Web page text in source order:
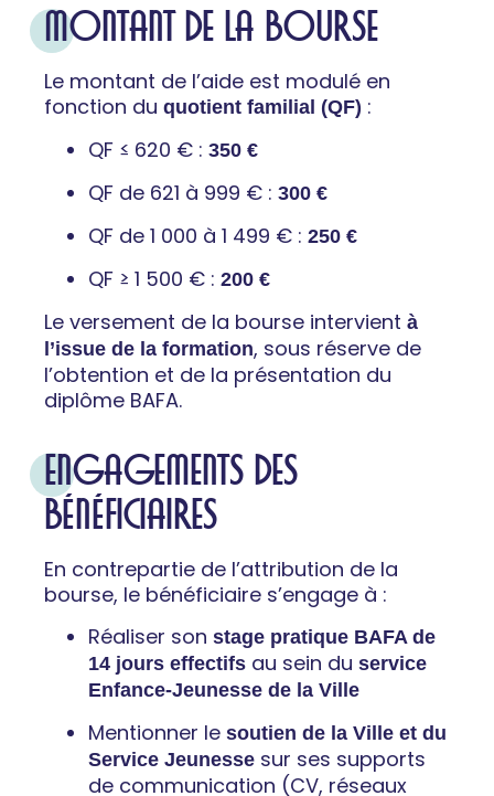
MONTANT DE LA BOURSE
Le montant de l’aide est modulé en
fonction du quotient familial (QF) :
QF ≤ 620 € : 350 €
QF de 621 à 999 € : 300 €
QF de 1 000 à 1 499 € : 250 €
QF ≥ 1 500 € : 200 €
Le versement de la bourse intervient à
l’issue de la formation, sous réserve de
l’obtention et de la présentation du
diplôme BAFA.
ENGAGEMENTS DES
BÉNÉFICIAIRES
En contrepartie de l’attribution de la
bourse, le bénéficiaire s’engage à :
Réaliser son stage pratique BAFA de
14 jours effectifs au sein du service
Enfance-Jeunesse de la Ville
Mentionner le soutien de la Ville et du
Service Jeunesse sur ses supports
de communication (CV, réseaux